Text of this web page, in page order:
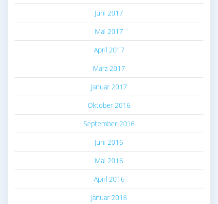
Juni 2017
Mai 2017
April 2017
März 2017
Januar 2017
Oktober 2016
September 2016
Juni 2016
Mai 2016
April 2016
Januar 2016